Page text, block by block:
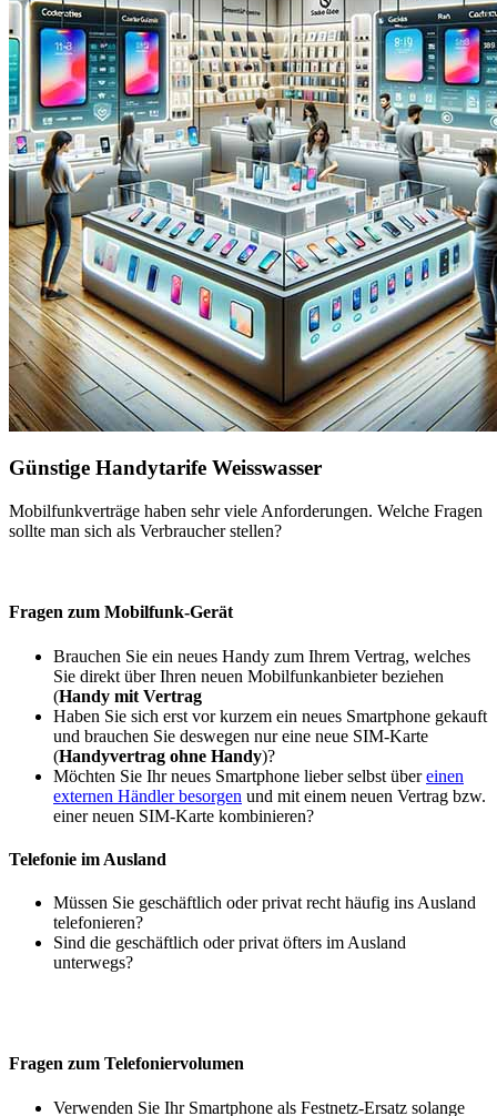
Günstige Handytarife Weisswasser
Mobilfunkverträge haben sehr viele Anforderungen. Welche Fragen
sollte man sich als Verbraucher stellen?
Fragen zum Mobilfunk-Gerät
Brauchen Sie ein neues Handy zum Ihrem Vertrag, welches
Sie direkt über Ihren neuen Mobilfunkanbieter beziehen
(Handy mit Vertrag
Haben Sie sich erst vor kurzem ein neues Smartphone gekauft
und brauchen Sie deswegen nur eine neue SIM-Karte
(Handyvertrag ohne Handy)?
Möchten Sie Ihr neues Smartphone lieber selbst übereinen
externen Händler besorgen und mit einem neuen Vertrag bzw.
einer neuen SIM-Karte kombinieren?
Telefonie im Ausland
Müssen Sie geschäftlich oder privat recht häufig ins Ausland
telefonieren?
Sind die geschäftlich oder privat öfters im Ausland
unterwegs?
Fragen zum Telefoniervolumen
Verwenden Sie Ihr Smartphone als Festnetz-Ersatz solange